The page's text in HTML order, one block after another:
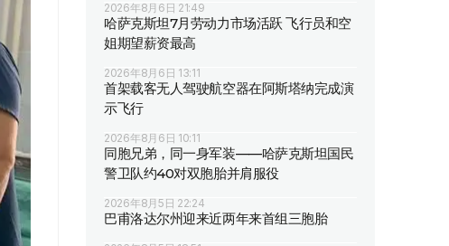
2026年8月6日 21:49
哈萨克斯坦7月劳动力市场活跃 飞行员和空
姐期望薪资最高
2026年8月6日 13:11
首架载客无人驾驶航空器在阿斯塔纳完成演
示飞行
2026年8月6日 10:11
同胞兄弟，同一身军装——哈萨克斯坦国民
警卫队约40对双胞胎并肩服役
2026年8月5日 22:24
巴甫洛达尔州迎来近两年来首组三胞胎